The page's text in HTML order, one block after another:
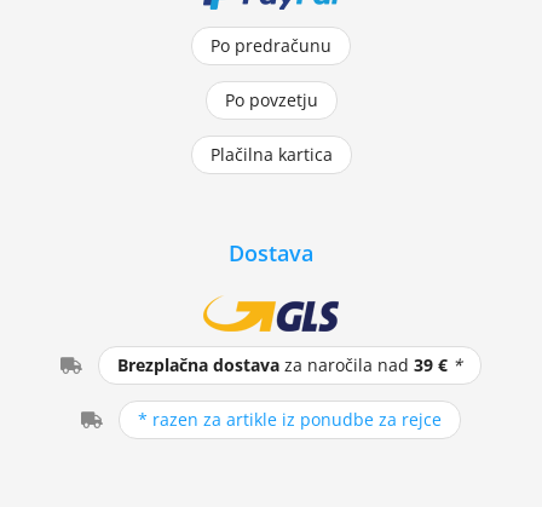
Po predračunu
Po povzetju
Plačilna kartica
Dostava
Brezplačna dostava za naročila nad39 € *
* razen za artikle iz ponudbe za rejce